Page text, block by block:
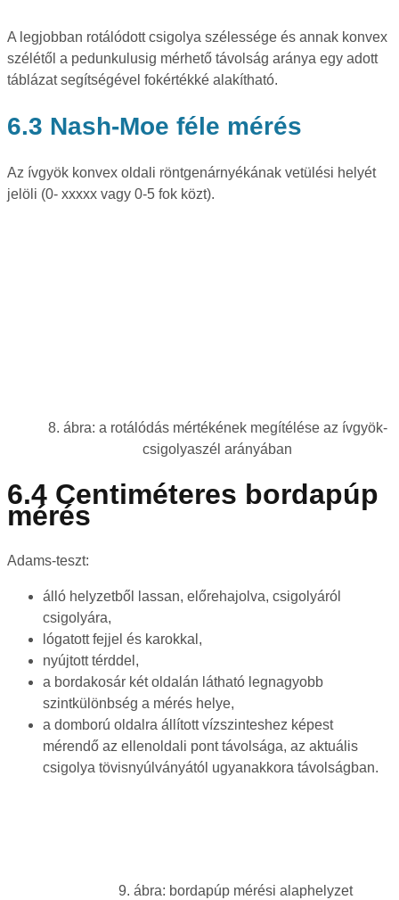
A legjobban rotálódott csigolya szélessége és annak konvex
szélétől a pedunkulusig mérhető távolság aránya egy adott
táblázat segítségével fokértékké alakítható.
6.3 Nash-Moe féle mérés
Az ívgyök konvex oldali röntgenárnyékának vetülési helyét
jelöli (0- xxxxx vagy 0-5 fok közt).
8. ábra: a rotálódás mértékének megítélése az ívgyök-
csigolyaszél arányában
6.4 Centiméteres bordapúp
mérés
Adams-teszt:
álló helyzetből lassan, előrehajolva, csigolyáról
csigolyára,
lógatott fejjel és karokkal,
nyújtott térddel,
a bordakosár két oldalán látható legnagyobb
szintkülönbség a mérés helye,
a domború oldalra állított vízszinteshez képest
mérendő az ellenoldali pont távolsága, az aktuális
csigolya tövisnyúlványától ugyanakkora távolságban.
9. ábra: bordapúp mérési alaphelyzet